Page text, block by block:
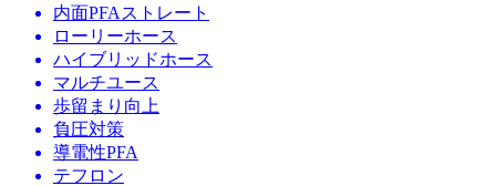
内面PFAストレート
ローリーホース
ハイブリッドホース
マルチユース
歩留まり向上
負圧対策
導電性PFA
テフロン